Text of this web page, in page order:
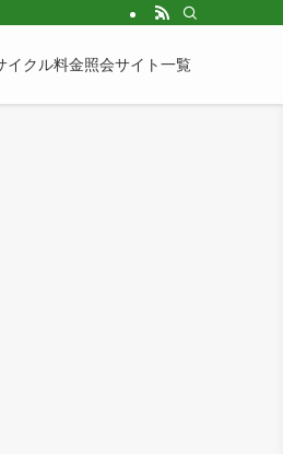
イクル料金照会サイト一覧